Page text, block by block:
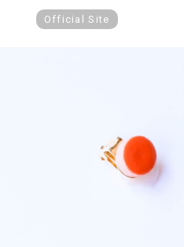
Official Site